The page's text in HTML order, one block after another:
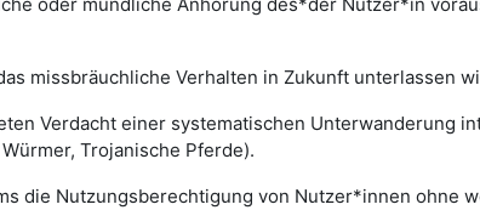
missbräuchliche Verhalten in Zukunft unterlassen
Verdacht einer systematischen Unterwanderung
Trojanische Pferde).
die Nutzungsberechtigung von Nutzer*innen ohne